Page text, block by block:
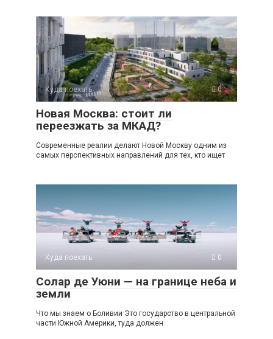
Куда поехать 0
Новая Москва: стоит ли
переезжать за МКАД?
Современные реалии делают Новой Москву одним из
самых перспективных направлений для тех, кто ищет
Куда поехать 0
Солар де Уюни — на границе неба и
земли
Что мы знаем о Боливии Это государство в центральной
части Южной Америки, туда должен